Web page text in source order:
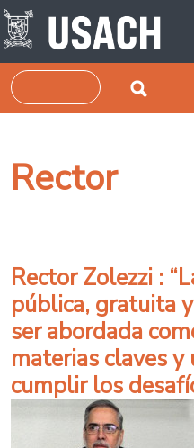
Pasar al contenido principal
Buscar
Rector
Rector Zolezzi :
pública, gratuita
ser abordada
materias claves
cumplir los